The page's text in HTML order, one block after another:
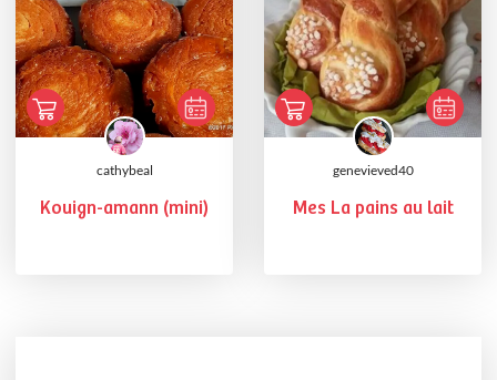
cathybeal
Kouign-amann (mini)
genevieved40
Mes La pains au lait